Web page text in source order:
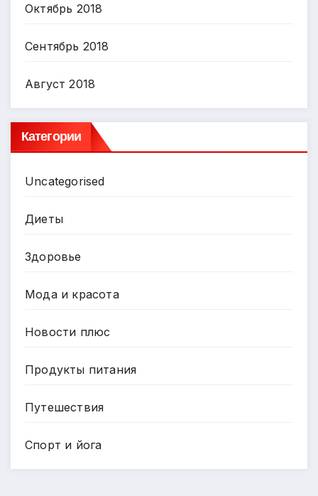
Октябрь 2018
Сентябрь 2018
Август 2018
Категории
Uncategorised
Диеты
Здоровье
Мода и красота
Новости плюс
Продукты питания
Путешествия
Спорт и йога